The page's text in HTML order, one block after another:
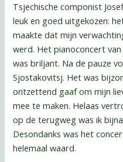
Tsjechische componist
leuk en goed uitgekozen:
maakte dat mijn
werd. Het pianoconcert
was briljant. Na de pauze
Sjostakovitsj. Het was
ontzettend gaaf om mijn
mee te maken. Helaas
op de terugweg was ik
Desondanks was het
helemaal waard.